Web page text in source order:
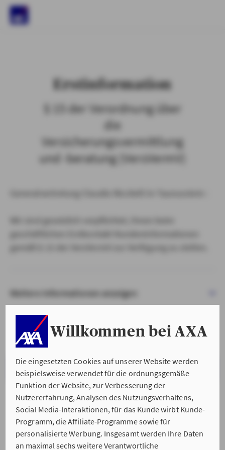
Willkommen bei AXA
Die eingesetzten Cookies auf unserer Website werden
beispielsweise verwendet für die ordnungsgemäße
Funktion der Website, zur Verbesserung der
Nutzererfahrung, Analysen des Nutzungsverhaltens,
Social Media-Interaktionen, für das Kunde wirbt Kunde-
Programm, die Affiliate-Programme sowie für
personalisierte Werbung. Insgesamt werden Ihre Daten
an maximal sechs weitere Verantwortliche
Erstinformation
§ 15 der Verordnung über
die
Versicherungsvermittlung
und -beratung (VersVermV)
Weitere Informationen anzeigen
VERSTANDEN & WEITER